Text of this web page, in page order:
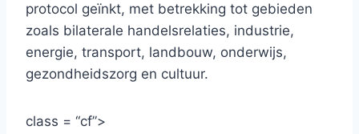
protocol geïnkt, met betrekking tot gebieden
zoals bilaterale handelsrelaties, industrie,
energie, transport, landbouw, onderwijs,
gezondheidszorg en cultuur.
class = “cf”>